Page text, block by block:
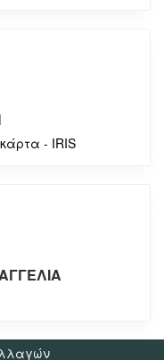
- IRIS